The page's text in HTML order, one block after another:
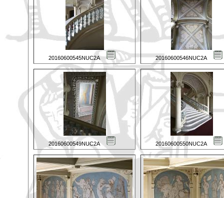
20160600545NUC2A 20160600546NUC2A
20160600549NUC2A 20160600550NUC2A